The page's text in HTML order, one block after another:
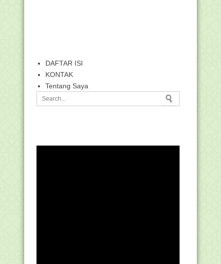
DAFTAR ISI
KONTAK
Tentang Saya